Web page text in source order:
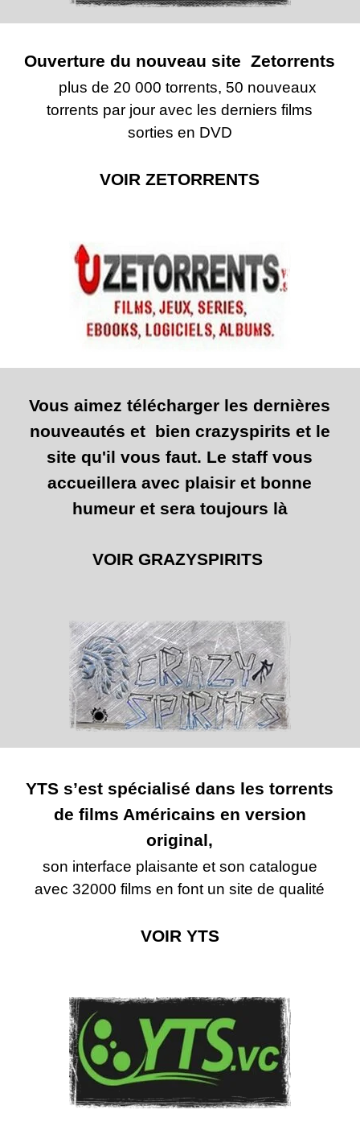
Ouverture du nouveau site Zetorrents
plus de 20 000 torrents, 50 nouveaux
torrents par jour avec les derniers films
sorties en DVD
VOIR ZETORRENTS
Vous aimez télécharger les dernières
nouveautés et bien crazyspirits et le
site qu'il vous faut. Le staff vous
accueillera avec plaisir et bonne
humeur et sera toujours là
VOIR GRAZYSPIRITS
YTS s’est spécialisé dans les torrents
de films Américains en version
original,
son interface plaisante et son catalogue
avec 32000 films en font un site de qualité
VOIR YTS